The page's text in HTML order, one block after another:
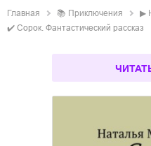
Главная 📚 приключения ▶
✔️ Сорок. Фантастический рассказ